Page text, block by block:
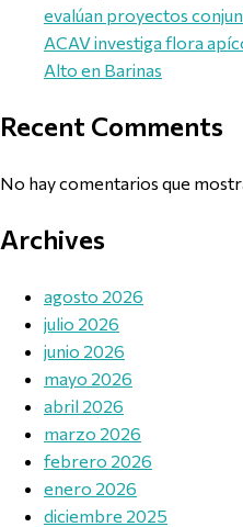
evalúan proyectos
ACAV investiga flora
Alto en Barinas
Recent Comments
No hay comentarios que
Archives
agosto 2026
julio 2026
junio 2026
mayo 2026
abril 2026
marzo 2026
febrero 2026
enero 2026
diciembre 2025